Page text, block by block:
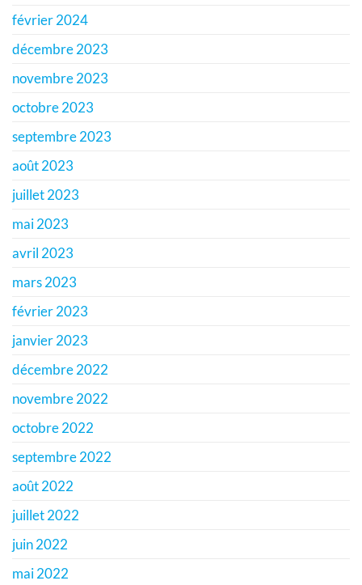
février 2024
décembre 2023
novembre 2023
octobre 2023
septembre 2023
août 2023
juillet 2023
mai 2023
avril 2023
mars 2023
février 2023
janvier 2023
décembre 2022
novembre 2022
octobre 2022
septembre 2022
août 2022
juillet 2022
juin 2022
mai 2022